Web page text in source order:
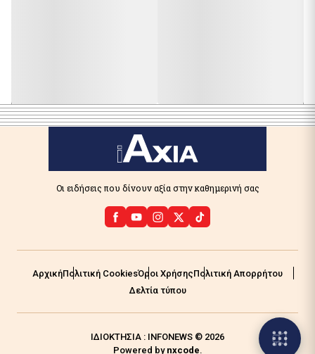
Οι ειδήσεις που δίνουν αξία στην καθημερινή σας
ΑρχικήΠολιτική CookiesΌροι ΧρήσηςΠολιτική Απορρήτου
Δελτία τύπου
ΙΔΙΟΚΤΗΣΙΑ : INFONEWS © 2026
Powered by nxcode.